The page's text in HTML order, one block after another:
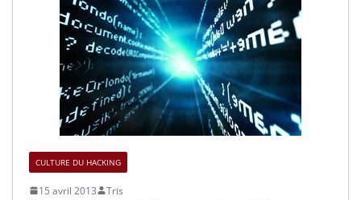
CULTURE DU HACKING
15 avril 2013
Tris